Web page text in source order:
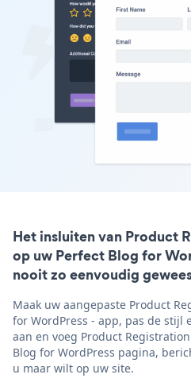
Het insluiten van Product
op uw Perfect Blog for
nooit zo eenvoudig
Maak uw aangepaste Product
for WordPress - app, pas de stijl
aan en voeg Product
Blog for WordPress pagina,
u maar wilt op uw site.